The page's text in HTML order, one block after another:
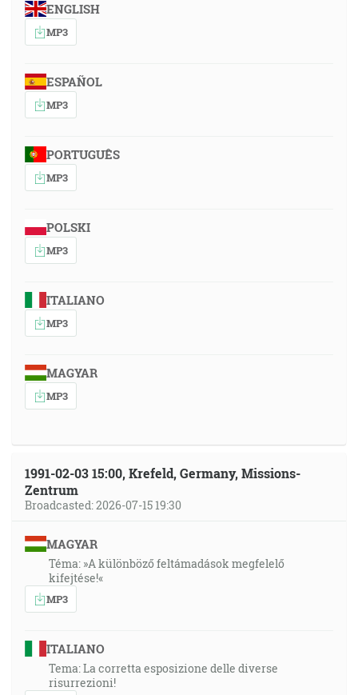
ENGLISH
MP3
ESPAÑOL
MP3
PORTUGUÊS
MP3
POLSKI
MP3
ITALIANO
MP3
MAGYAR
MP3
1991-02-03 15:00, Krefeld, Germany, Missions-
Zentrum
Broadcasted: 2026-07-15 19:30
MAGYAR
Téma: »A különböző feltámadások megfelelő
kifejtése!«
MP3
ITALIANO
Tema: La corretta esposizione delle diverse
risurrezioni!